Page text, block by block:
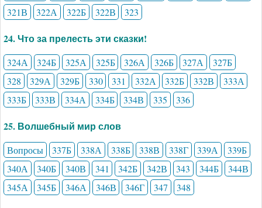
321В
322А 322Б 322В 323
24. Что за прелесть эти сказки!
324А 324Б 325А 325Б 326А 326Б 327А
327Б
328
329А 329Б 330 331 332А 332Б 332В
333А
333Б
333В 334А 334Б 334В 335 336
25. Волшебный мир слов
Вопросы 337Б 338А 338Б 338В 338Г 339А
339Б
340А
340Б 340В 341 342Б 342В 343 344Б
344В
345А
345Б 346А 346В 346Г 347 348